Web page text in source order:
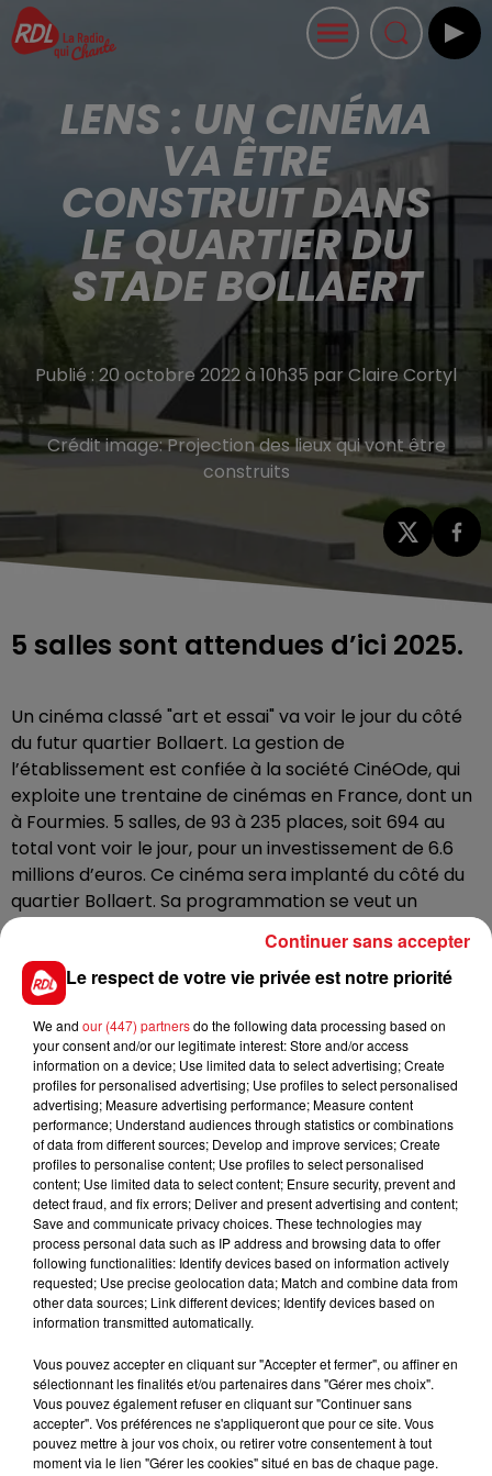
LENS : UN CINÉMA
VA ÊTRE
CONSTRUIT DANS
LE QUARTIER DU
STADE BOLLAERT
Publié : 20 octobre 2022 à 10h35 par Claire Cortyl
Crédit image:Projection des lieux qui vont être
construits
5 salles sont attendues d’ici 2025.
Un cinéma classé "art et essai" va voir le jour du côté
du futur quartier Bollaert. La gestion de
l’établissement est confiée à la société CinéOde, qui
exploite une trentaine de cinémas en France, dont un
à Fourmies. 5 salles, de 93 à 235 places, soit 694 au
total vont voir le jour, pour un investissement de 6.6
millions d’euros. Ce cinéma sera implanté du côté du
quartier Bollaert. Sa programmation se veut un
combiné d’art et d’essai et de longs-métrages
FIL D'ACTUS
15 juillet 2026
BÉTHUNE: ENQUÊTE POUR HOMICIDE
VOLONTAIRE EN COURS, APRÈS LA...
à des prostituées
Le respect de votre vie privée est notre priorité
We and our (447) partnersdo the following data processing based on
your consent and/or our legitimate interest: Store and/or access
information on a device; Use limited data to select advertising; Create
profiles for personalised advertising; Use profiles to select personalised
advertising; Measure advertising performance; Measure content
performance; Understand audiences through statistics or combinations
of data from different sources; Develop and improve services; Create
profiles to personalise content; Use profiles to select personalised
content; Use limited data to select content; Ensure security, prevent and
detect fraud, and fix errors; Deliver and present advertising and content;
Save and communicate privacy choices. These technologies may
process personal data such as IP address and browsing data to offer
following functionalities: Identify devices based on information actively
requested; Use precise geolocation data; Match and combine data from
other data sources; Link different devices; Identify devices based on
information transmitted automatically.
Vous pouvez accepter en cliquant sur "Accepter et fermer", ou affiner en
sélectionnant les finalités et/ou partenaires dans "Gérer mes choix".
Vous pouvez également refuser en cliquant sur "Continuer sans
accepter". Vos préférences ne s'appliqueront que pour ce site. Vous
pouvez mettre à jour vos choix, ou retirer votre consentement à tout
moment via le lien "Gérer les cookies" situé en bas de chaque page.
Continuer sans accepter